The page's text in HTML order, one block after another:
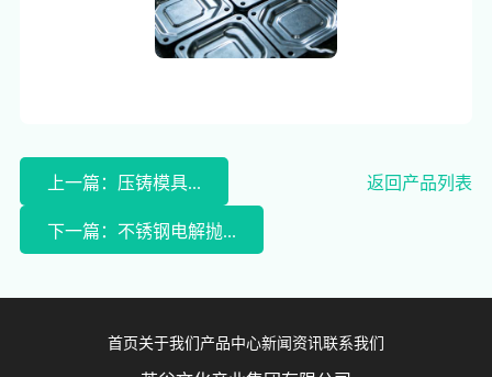
上一篇：压铸模具... 返回产品列表
下一篇：不锈钢电解抛...
首页 关于我们 产品中心新闻资讯联系我们